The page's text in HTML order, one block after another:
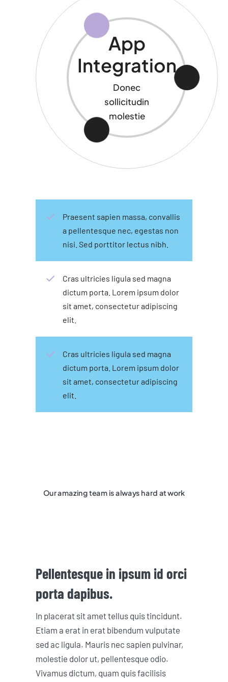
App
Integration
Donec
sollicitudin
molestie
Praesent sapien massa, convallis
a pellentesque nec, egestas non
nisi. Sed porttitor lectus nibh.
Cras ultricies ligula sed magna
dictum porta. Lorem ipsum dolor
sit amet, consectetur adipiscing
elit.
Cras ultricies ligula sed magna
dictum porta. Lorem ipsum dolor
sit amet, consectetur adipiscing
elit.
Our amazing team is always hard at work
Pellentesque in ipsum id orci
porta dapibus.
In placerat sit amet tellus quis tincidunt.
Etiam a erat in erat bibendum vulputate
sed ac ligula. Mauris nec sapien pulvinar,
molestie dolor ut, pellentesque odio.
Vivamus dictum, quam quis facilisis